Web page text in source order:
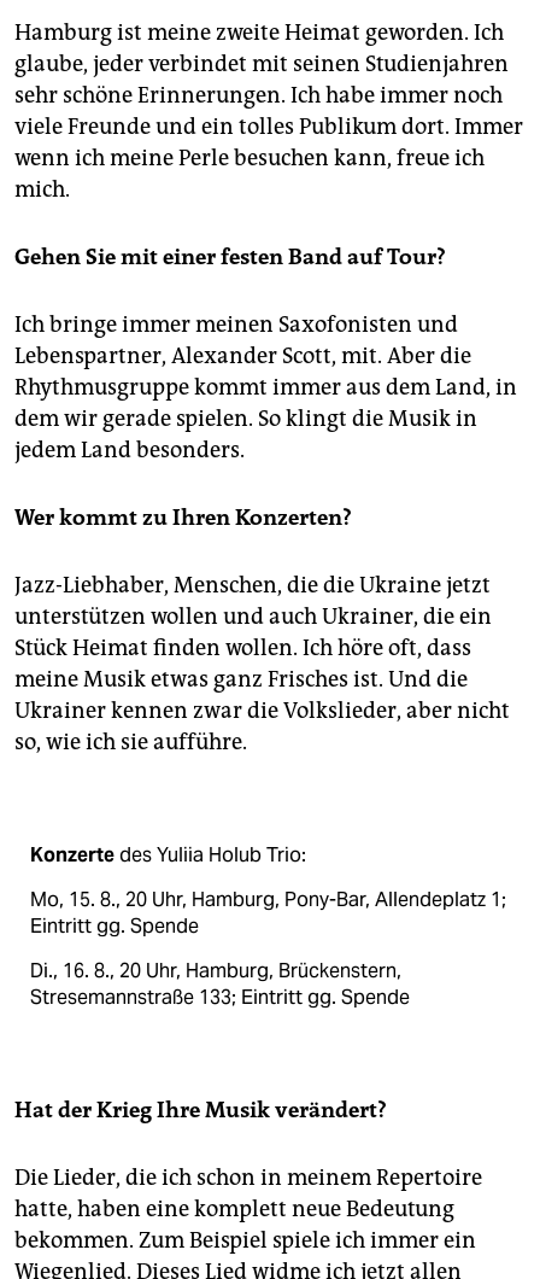
Hamburg ist meine zweite Heimat geworden. Ich
glaube, jeder verbindet mit seinen Studienjahren
sehr schöne Erinnerungen. Ich habe immer noch
viele Freunde und ein tolles Publikum dort. Immer
wenn ich meine Perle besuchen kann, freue ich
mich.
Gehen Sie mit einer festen Band auf Tour?
Ich bringe immer meinen Saxofonisten und
Lebenspartner, Alexander Scott, mit. Aber die
Rhythmusgruppe kommt immer aus dem Land, in
dem wir gerade spielen. So klingt die Musik in
jedem Land besonders.
Wer kommt zu Ihren Konzerten?
Jazz-Liebhaber, Menschen, die die Ukraine jetzt
unterstützen wollen und auch Ukrainer, die ein
Stück Heimat finden wollen. Ich höre oft, dass
meine Musik etwas ganz Frisches ist. Und die
Ukrainer kennen zwar die Volkslieder, aber nicht
so, wie ich sie aufführe.
Konzertedes Yuliia Holub Trio:
Mo, 15. 8., 20 Uhr, Hamburg, Pony-Bar, Allendeplatz 1;
Eintritt gg. Spende
Di., 16. 8., 20 Uhr, Hamburg, Brückenstern,
Stresemannstraße 133; Eintritt gg. Spende
Hat der Krieg Ihre Musik verändert?
Die Lieder, die ich schon in meinem Repertoire
hatte, haben eine komplett neue Bedeutung
bekommen. Zum Beispiel spiele ich immer ein
Wiegenlied. Dieses Lied widme ich jetzt allen